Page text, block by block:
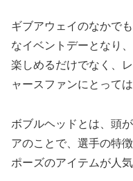
ギブアウェイのなかで
なイベントデーとなり
楽しめるだけでなく、
ャースファンにとって
ボブルヘッドとは、頭
アのことで、選手の特
ポーズのアイテムが人